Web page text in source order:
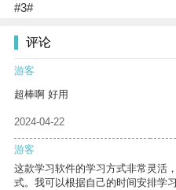
#3#
评论
游客
超棒啊 好用
2024-04-22
游客
这款学习软件的学习方式非常灵活
式。我可以根据自己的时间安排学习